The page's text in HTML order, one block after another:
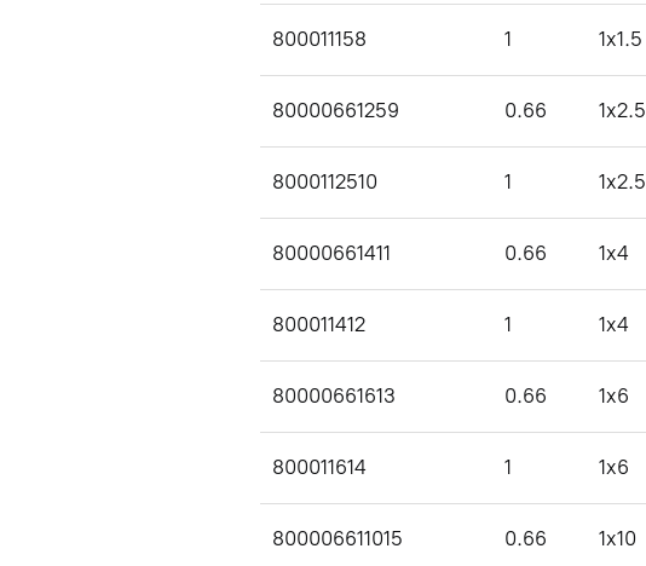
800011158 1 1x1.5
80000661259 0.66 1x2.5
8000112510 1 1x2.5
80000661411 0.66 1x4
800011412 1 1x4
80000661613 0.66 1x6
800011614 1 1x6
800006611015 0.66 1x10